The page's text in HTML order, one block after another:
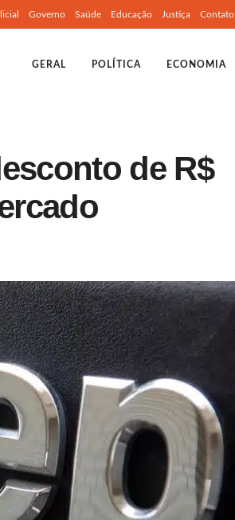
Governo Saúde Educação Justiça Contato
GERAL POLÍTICA ECONOMIA
de R$